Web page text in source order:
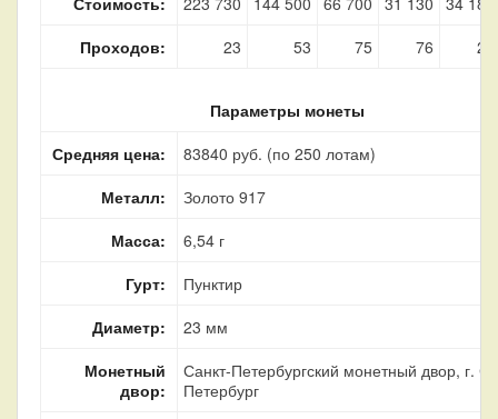
Проходов:
23 53 75 76 23
Параметры монеты
Средняя цена:
83840 руб. (по 250 лотам)
Металл:
Золото 917
Масса:
6,54 г
Гурт:
Пунктир
Диаметр:
23 мм
Монетный
двор:
Санкт-Петербургский монетный двор, г.
Петербург